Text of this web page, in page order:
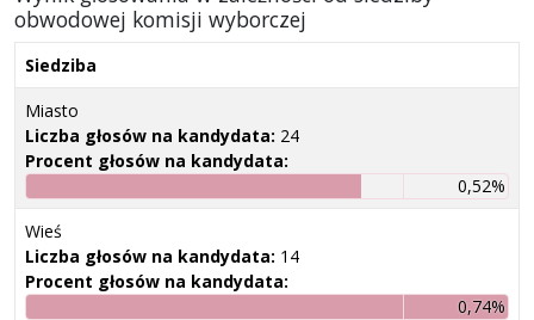
obwodowej komisji wyborczej
Siedziba
Miasto
Liczba głosów na kandydata: 24
Procent głosów na kandydata:
0,52%
Wieś
Liczba głosów na kandydata: 14
Procent głosów na kandydata:
0,74%